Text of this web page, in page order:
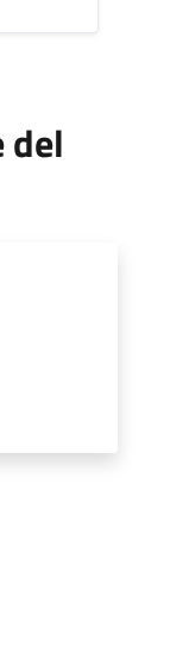
del